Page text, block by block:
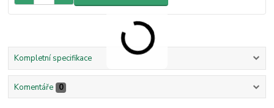
Kompletní specifikace
Komentáře 0